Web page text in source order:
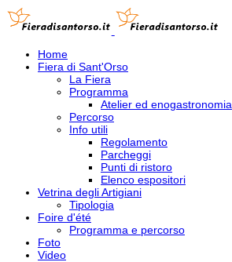
Home
Fiera di Sant'Orso
La Fiera
Programma
Atelier ed enogastronomia
Percorso
Info utili
Regolamento
Parcheggi
Punti di ristoro
Elenco espositori
Vetrina degli Artigiani
Tipologia
Foire d'été
Programma e percorso
Foto
Video